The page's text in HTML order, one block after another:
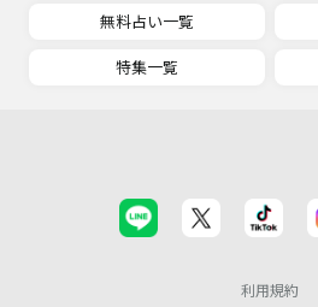
無料占い一覧
特集一覧
利用規約